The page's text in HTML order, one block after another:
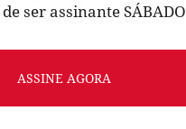
de ser assinante SÁBADO
ASSINE AGORA